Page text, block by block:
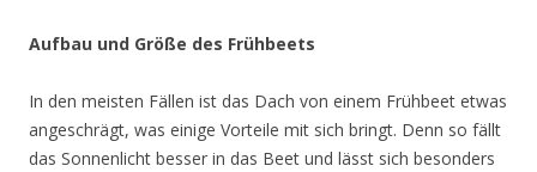
Aufbau und Größe des Frühbeets
In den meisten Fällen ist das Dach von einem Frühbeet etwas
angeschrägt, was einige Vorteile mit sich bringt. Denn so fällt
das Sonnenlicht besser in das Beet und lässt sich besonders